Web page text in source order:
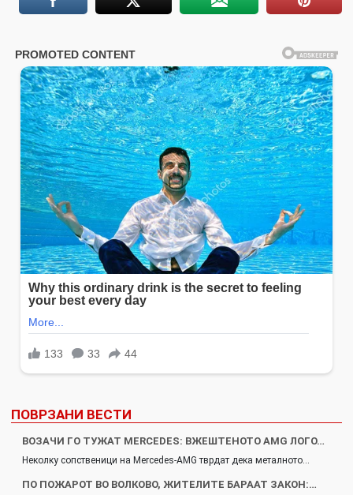
ПОВРЗАНИ ВЕСТИ
ВОЗАЧИ ГО ТУЖАТ MERCEDES: ВЖЕШТЕНОТО AMG ЛОГО…
Неколку сопственици на Mercedes-AMG тврдат дека металното…
ПО ПОЖАРОТ ВО ВОЛКОВО, ЖИТЕЛИТЕ БАРААТ ЗАКОН:…